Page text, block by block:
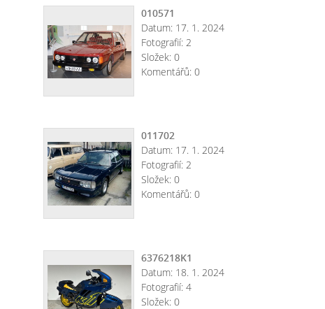
010571
Datum: 17. 1. 2024
Fotografií: 2
Složek: 0
Komentářů: 0
011702
Datum: 17. 1. 2024
Fotografií: 2
Složek: 0
Komentářů: 0
6376218K1
Datum: 18. 1. 2024
Fotografií: 4
Složek: 0